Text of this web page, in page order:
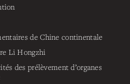
de Chine continentale
Li Hongzhi
des prélèvement d’organes